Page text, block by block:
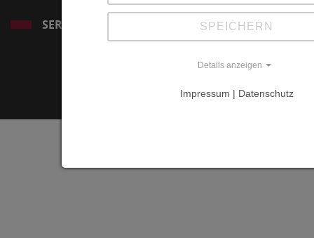
SERVICE SPEICHERN
Details anzeigen
Impressum | Datenschutz